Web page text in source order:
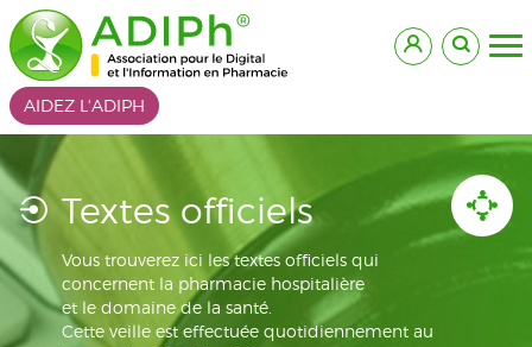
AIDEZ L'ADIPH
Textes officiels
Vous trouverez ici les textes officiels qui
concernent la pharmacie hospitalière
et le domaine de la santé.
Cette veille est effectuée quotidiennement au